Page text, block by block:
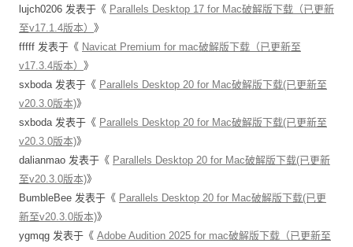
lujch0206 发表于《 Parallels Desktop 17 for Mac破解版下载（已更新
至v17.1.4版本） 》
fffff 发表于《 Navicat Premium for mac破解版下载（已更新至
v17.3.4版本） 》
sxboda 发表于《 Parallels Desktop 20 for Mac破解版下载(已更新至
v20.3.0版本)》
sxboda 发表于《 Parallels Desktop 20 for Mac破解版下载(已更新至
v20.3.0版本)》
dalianmao 发表于《 Parallels Desktop 20 for Mac破解版下载(已更新
至v20.3.0版本)》
BumbleBee 发表于《 Parallels Desktop 20 for Mac破解版下载(已更
新至v20.3.0版本)》
ygmqg 发表于《 Adobe Audition 2025 for mac破解版下载（已更新至